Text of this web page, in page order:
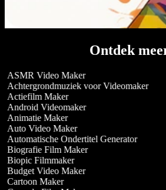
Ontdek
ASMR Video Maker
Achtergrondmuziek voor Videomaker
Actiefilm Maker
Android Videomaker
Animatie Maker
Auto Video Maker
Automatische Ondertitel Generator
Biografie Film Maker
Biopic Filmmaker
Budget Video Maker
Cartoon Maker